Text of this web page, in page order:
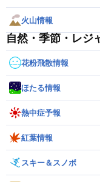
火山情報
自然・季節・レジ
花粉飛散情報
ほたる情報
熱中症予報
紅葉情報
スキー＆スノボ